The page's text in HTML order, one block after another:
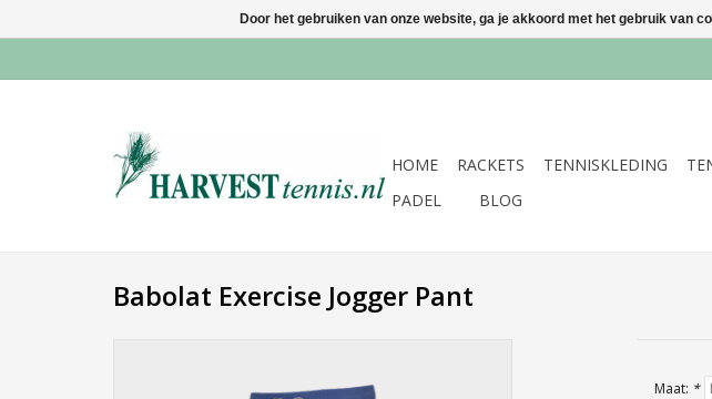
HOME RACKETS TENNISKLEDING
PADEL
BLOG
Babolat Exercise Jogger Pant
Maat: *
Door het gebruiken van onze website, ga je akkoord met het gebruik van